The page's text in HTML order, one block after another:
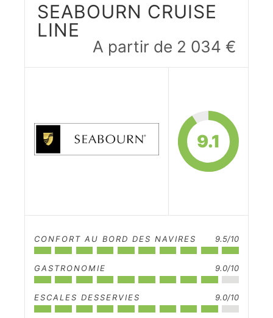
SEABOURN CRUISE
LINE
A partir de 2 034 €
9.1
CONFORT AU BORD DES NAVIRES 9.5/10
GASTRONOMIE 9.0/10
ESCALES DESSERVIES 9.0/10